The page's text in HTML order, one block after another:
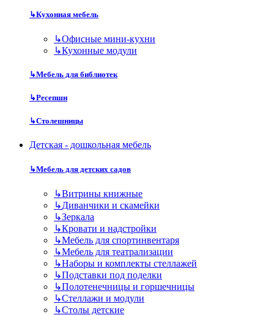
↳Кухонная мебель
↳Офисные мини-кухни
↳Кухонные модули
↳Мебель для библиотек
↳Ресепшн
↳Столешницы
Детская - дошкольная мебель
↳Мебель для детских садов
↳Витрины книжные
↳Диванчики и скамейки
↳Зеркала
↳Кровати и надстройки
↳Мебель для спортинвентаря
↳Мебель для театрализации
↳Наборы и комплекты стеллажей
↳Подставки под поделки
↳Полотенечницы и горшечницы
↳Стеллажи и модули
↳Столы детские